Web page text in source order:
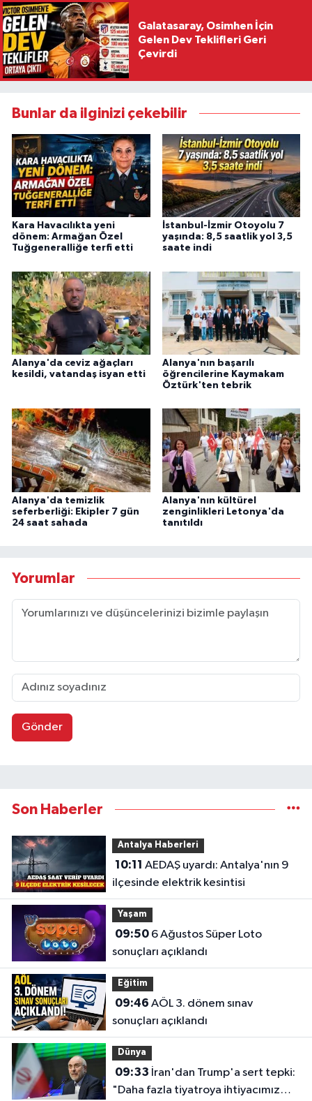
Galatasaray, Osimhen İçin
Gelen Dev Teklifleri Geri
Çevirdi
Bunlar da ilginizi çekebilir
Kara Havacılıkta yeni
dönem: Armağan Özel
Tuğgeneralliğe terfi etti
İstanbul-İzmir Otoyolu 7
yaşında: 8,5 saatlik yol 3,5
saate indi
Alanya'da ceviz ağaçları
kesildi, vatandaş isyan etti
Alanya'nın başarılı
öğrencilerine Kaymakam
Öztürk'ten tebrik
Alanya'da temizlik
seferberliği: Ekipler 7 gün
24 saat sahada
Alanya'nın kültürel
zenginlikleri Letonya'da
tanıtıldı
Yorumlar
Gönder
Son Haberler
Antalya Haberleri
10:11
ilçesinde elektrik kesintisi
Yaşam
09:506 Ağustos Süper Loto
sonuçları açıklandı
Eğitim
09:46
sonuçları açıklandı
Dünya
09:33
"Daha fazla tiyatroya ihtiyacımız